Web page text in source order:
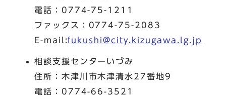
電話：0774-75-1211
ファックス：0774-75-2083
E-mail:fukushi@city.kizugawa.lg.jp
相談支援センターいづみ
住所：木津川市木津清水27番地9
電話：0774-66-3521